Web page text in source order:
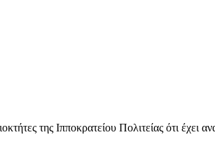
της Ιπποκρατείου Πολιτείας ότι έχει